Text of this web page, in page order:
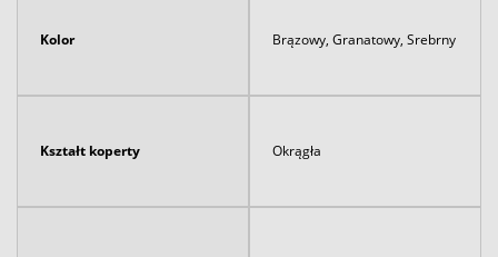
Kolor Brązowy, Granatowy, Srebrny
Kształt koperty Okrągła